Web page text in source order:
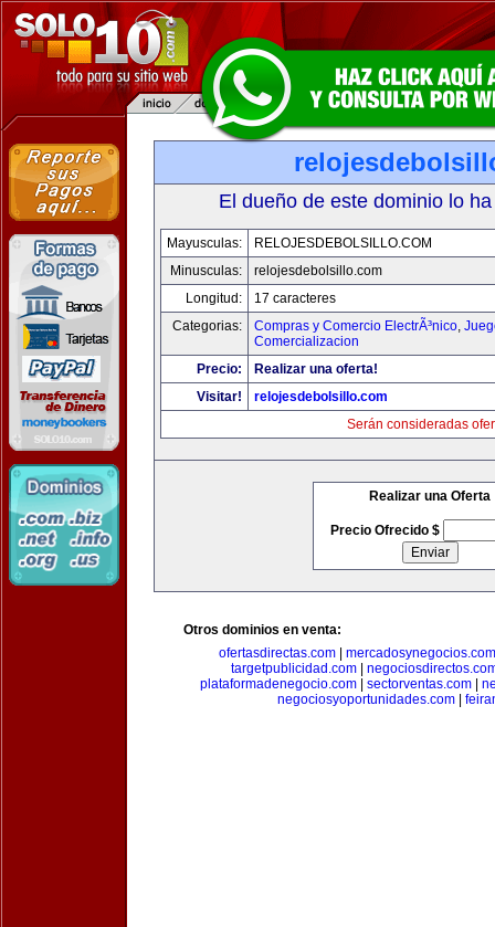
El dueño de este dominio lo
Mayusculas:
RELOJESDEBOLSILLO.COM
Minusculas:
relojesdebolsillo.com
Longitud:
17 caracteres
Categorias:
Compras y Comercio ElectrÃ³nico,
Comercializacion
Precio:
Realizar una oferta!
Visitar!
relojesdebolsillo.com
Serán consideradas
Realizar una Oferta
Precio Ofrecido $
Otros dominios en venta:
ofertasdirectas.com
mercadosynegocios.com
targetpublicidad.com
plataformadenegocio.com| sectorventas.com|
negociosyoportunidades.com